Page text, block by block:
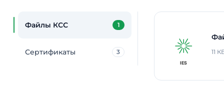
Файлы КСС 1
Сертификаты 3 11